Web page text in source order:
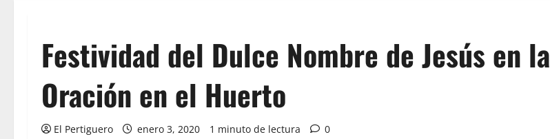
Festividad del Dulce Nombre de Jesús en la
Oración en el Huerto
El Pertiguero enero 3, 2020 1 minuto de lectura 0